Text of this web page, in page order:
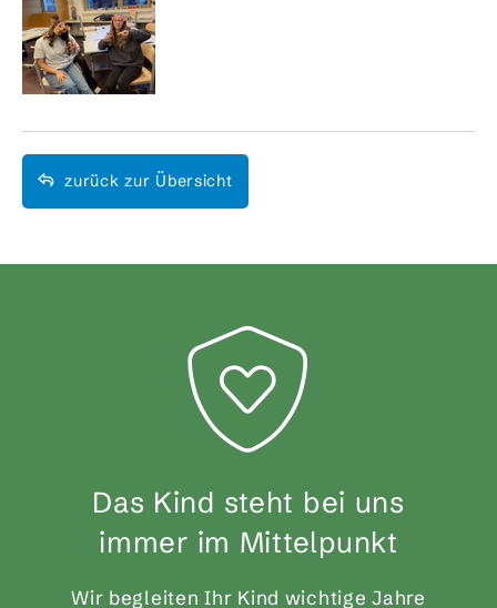
zurück zur Übersicht
Das Kind steht bei uns
immer im Mittelpunkt
Wir begleiten Ihr Kind wichtige Jahre